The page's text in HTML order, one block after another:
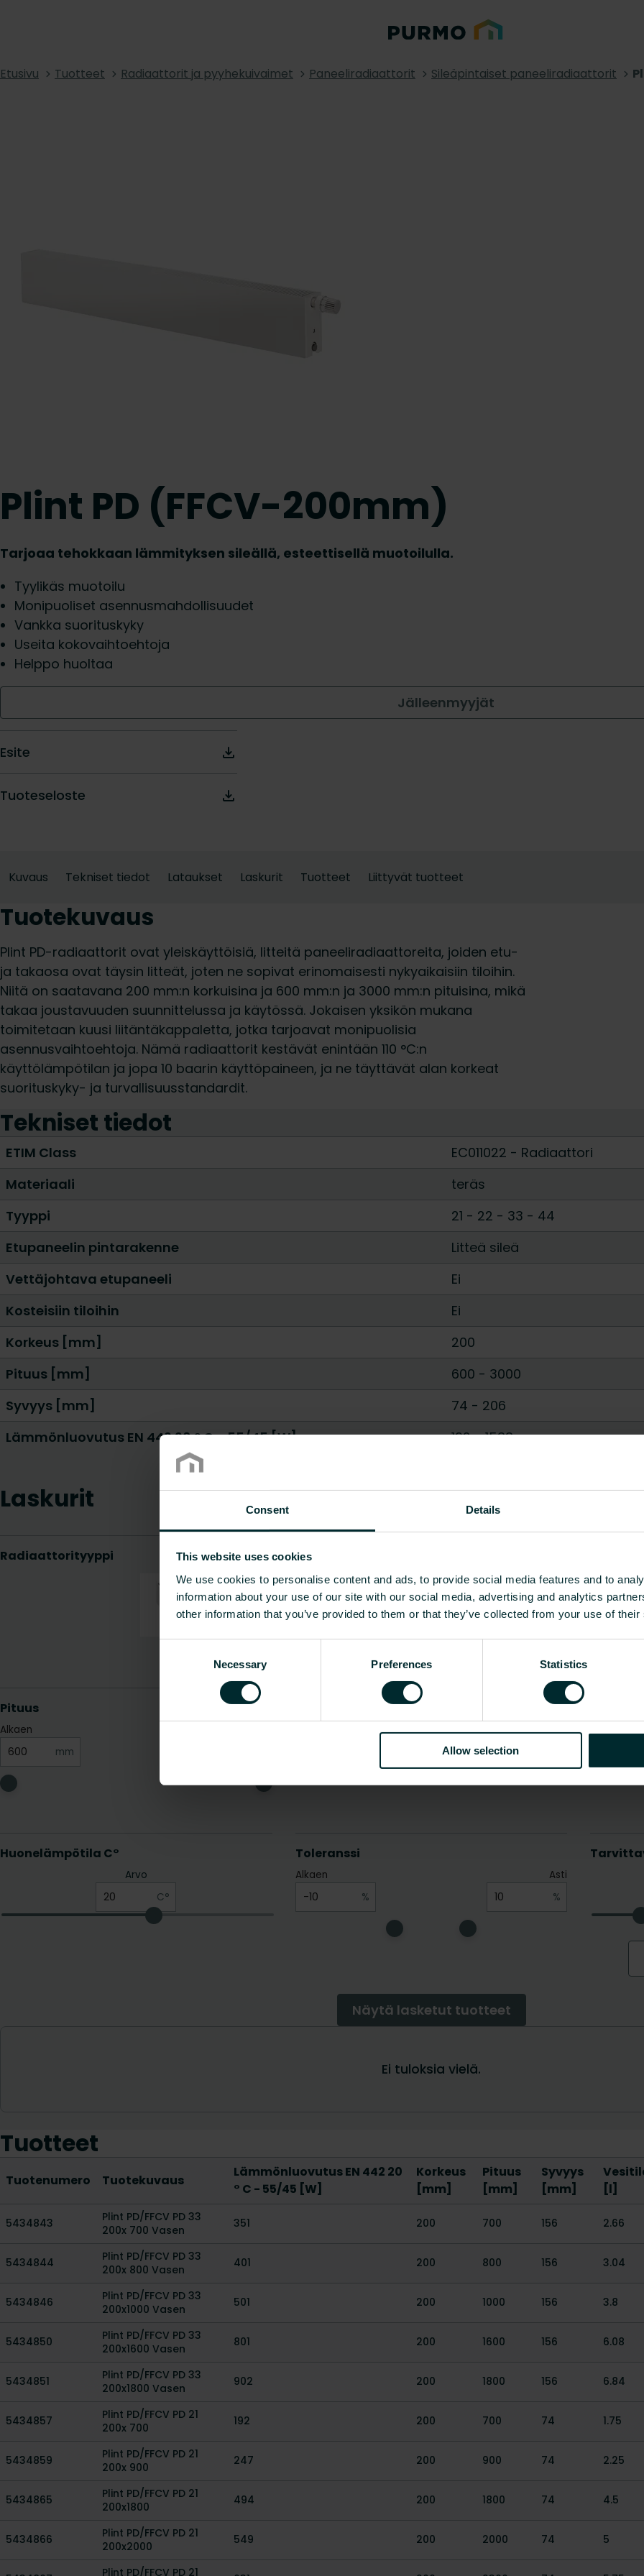
Consent Details
This website uses cookies
We use cookies to personalise content and ads, to provide social media features and to
information about your use of our site with our social media, advertising and analytics
other information that you’ve provided to them or that they’ve collected from your use of
Necessary Preferences Statistics
Allow selection
Etusivu Tuotteet Radiaattorit ja pyyhekuivaimet Paneeliradiaattorit Sileäpintaiset paneeliradiaattorit
Plint PD (FFCV-200mm)
Tarjoaa tehokkaan lämmityksen sileällä, esteettisellä muotoilulla.
Tyylikäs muotoilu
Monipuoliset asennusmahdollisuudet
Vankka suorituskyky
Useita kokovaihtoehtoja
Helppo huoltaa
Jälleenmyyjät
Esite
Tuoteseloste
Kuvaus Tekniset tiedot Lataukset Laskurit Tuotteet Liittyvät tuotteet
Tuotekuvaus
Plint PD-radiaattorit ovat yleiskäyttöisiä, litteitä paneeliradiaattoreita, joiden etu-
ja takaosa ovat täysin litteät, joten ne sopivat erinomaisesti nykyaikaisiin tiloihin.
Niitä on saatavana 200 mm:n korkuisina ja 600 mm:n ja 3000 mm:n pituisina, mikä
takaa joustavuuden suunnittelussa ja käytössä. Jokaisen yksikön mukana
toimitetaan kuusi liitäntäkappaletta, jotka tarjoavat monipuolisia
asennusvaihtoehtoja. Nämä radiaattorit kestävät enintään 110 °C:n
käyttölämpötilan ja jopa 10 baarin käyttöpaineen, ja ne täyttävät alan korkeat
suorituskyky- ja turvallisuusstandardit.
Tekniset tiedot
ETIM Class
EC011022 - Radiaattori
Materiaali
teräs
Tyyppi
21 - 22 - 33 - 44
Etupaneelin pintarakenne
Litteä sileä
Vettäjohtava etupaneeli
Ei
Kosteisiin tiloihin
Ei
Korkeus [mm]
200
Pituus [mm]
600 - 3000
Syvyys [mm]
74 - 206
Lämmönluovutus EN 442 20 ° C - 55/45 [W]
192-1533
Laskurit
Tuotteet
Tuotenumero Tuotekuvaus
Lämmönluovutus EN 442 20
° C - 55/45 [W]
Korkeus
[mm]
Pituus
[mm]
Syvyys
[mm]
[l]
5434843
Plint PD/FFCV PD 33
200x 700 Vasen
351 200 700 156 2.66
5434844
Plint PD/FFCV PD 33
200x 800 Vasen
401 200 800 156 3.04
5434846
Plint PD/FFCV PD 33
200x1000 Vasen
501 200 1000 156 3.8
5434850
Plint PD/FFCV PD 33
200x1600 Vasen
801 200 1600 156 6.08
5434851
Plint PD/FFCV PD 33
200x1800 Vasen
902 200 1800 156 6.84
5434857
Plint PD/FFCV PD 21
200x 700
192 200 700 74 1.75
5434859
Plint PD/FFCV PD 21
200x 900
247 200 900 74 2.25
5434865
Plint PD/FFCV PD 21
200x1800
494 200 1800 74 4.5
5434866
Plint PD/FFCV PD 21
200x2000
549 200 2000 74 5
Plint PD/FFCV PD 21